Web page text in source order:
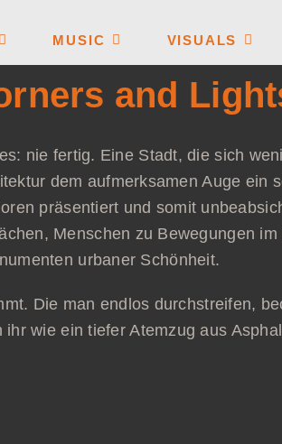
MUSIC VISUALS
and
nie fertig. Eine Stadt, die sich
dem aufmerksamen Auge ein
präsentiert und somit
Menschen zu Bewegungen
urbaner Schönheit.
Die man endlos durchstreifen,
wie ein tiefer Atemzug aus